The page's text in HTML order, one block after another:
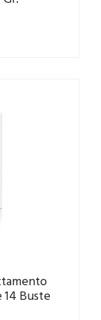
Buste